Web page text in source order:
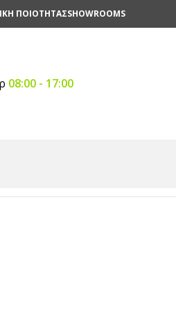
ΠΟΙΟΤΗΤΑΣSHOWROOMS
08:00 - 17:00